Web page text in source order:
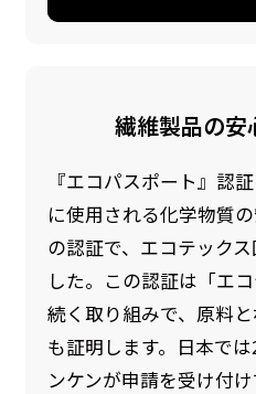
繊維製品の安
『エコパスポート』認
に使用される化学物質
の認証で、エコテック
した。この認証は「エ
続く取り組みで、原料
も証明します。日本で
ンケンが申請を受け付